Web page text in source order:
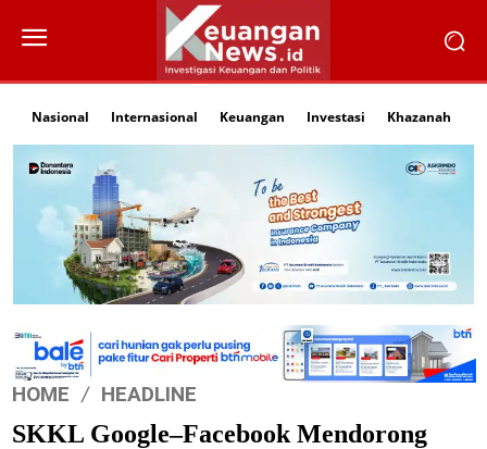
Nasional Internasional Keuangan Investasi Khazanah
HOME HEADLINE
SKKL Google–Facebook Mendorong